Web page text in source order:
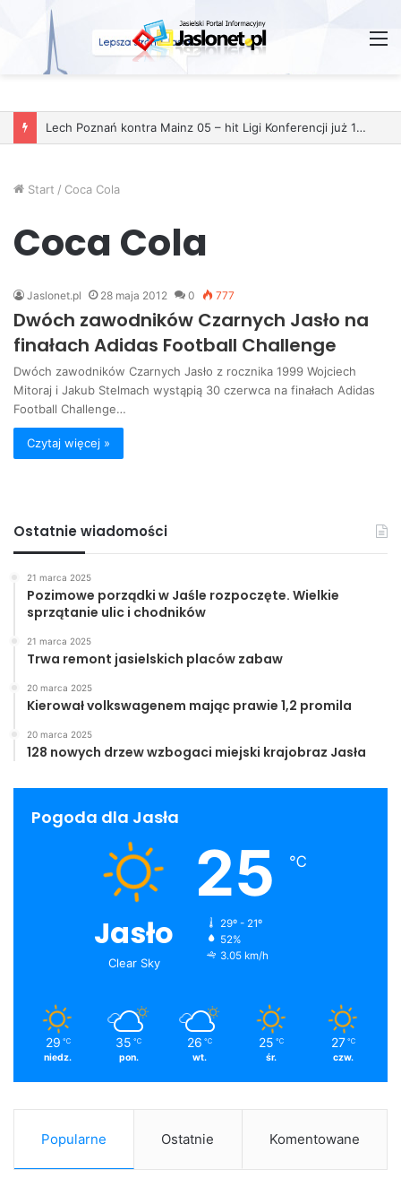
Lech Poznań kontra Mainz 05 – hit Ligi Konferencji już 11 grudnia
Start / Coca Cola
Coca Cola
Jaslonet.pl 28 maja 2012 0 777
Dwóch zawodników Czarnych Jasło na
finałach Adidas Football Challenge
Dwóch zawodników Czarnych Jasło z rocznika 1999 Wojciech
Mitoraj i Jakub Stelmach wystąpią 30 czerwca na finałach Adidas
Football Challenge…
Czytaj więcej »
Ostatnie wiadomości
21 marca 2025
Pozimowe porządki w Jaśle rozpoczęte. Wielkie
sprzątanie ulic i chodników
21 marca 2025
Trwa remont jasielskich placów zabaw
20 marca 2025
Kierował volkswagenem mając prawie 1,2 promila
20 marca 2025
128 nowych drzew wzbogaci miejski krajobraz Jasła
Pogoda dla Jasła
Jasło
Clear Sky
25 ℃
29º - 21º
52%
3.05 km/h
29 ℃
niedz.
35 ℃
pon.
26 ℃
wt.
25 ℃
śr.
27 ℃
czw.
Popularne Ostatnie Komentowane